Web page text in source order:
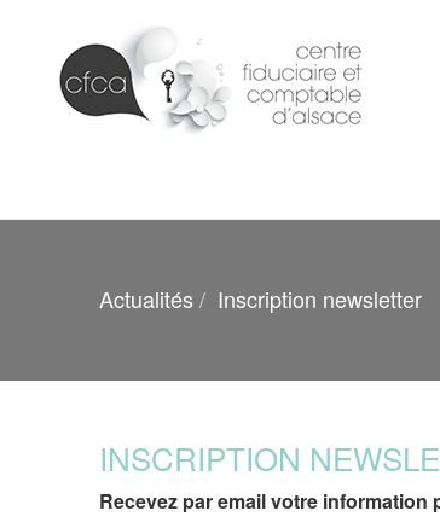
Actualités Inscription newsletter
INSCRIPTION
Recevez par email votre